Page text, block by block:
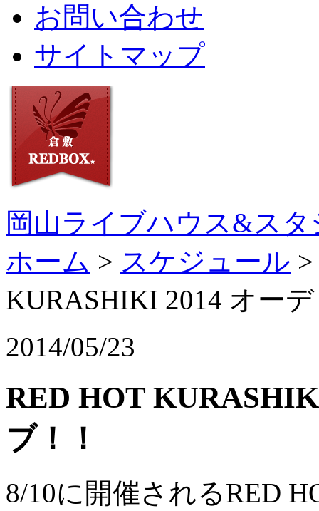
お問い合わせ
サイトマップ
岡山ライブハウス&ス
ホーム > スケジュール
KURASHIKI 2014 オー
2014/05/23
RED HOT
ブ！！
8/10に開催されるRED